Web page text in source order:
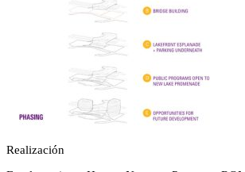
Realización